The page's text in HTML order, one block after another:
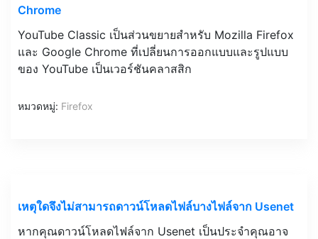
Chrome
YouTube Classic เป็นส่วนขยายสำหรับ Mozilla Firefox
และ Google Chrome ที่เปลี่ยนการออกแบบและรูปแบบ
ของ YouTube เป็นเวอร์ชันคลาสสิก
หมวดหมู่: Firefox
เหตุใดจึงไม่สามารถดาวน์โหลดไฟล์บางไฟล์จาก Usenet
หากคุณดาวน์โหลดไฟล์จาก Usenet เป็นประจำคุณอาจ